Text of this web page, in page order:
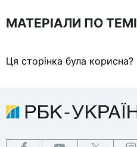
МАТЕРІАЛИ ПО ТЕМІ
Ця сторінка була корисна?